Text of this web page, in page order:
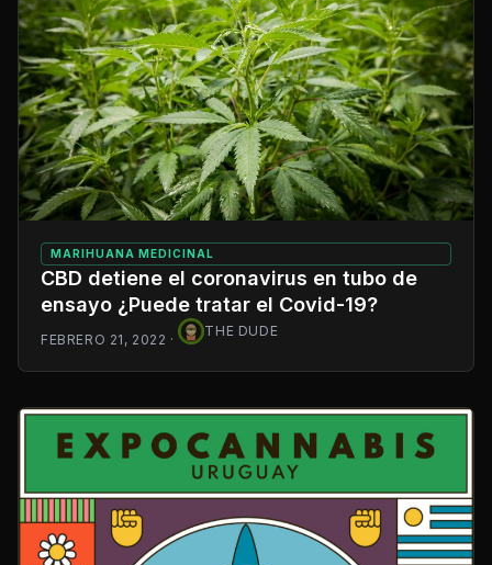
MARIHUANA MEDICINAL
CBD detiene el coronavirus en tubo de
ensayo ¿Puede tratar el Covid-19?
FEBRERO 21, 2022 ·
THE DUDE